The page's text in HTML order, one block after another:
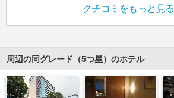
クチコミをもっと見る
周辺の同グレード（5つ星）のホテル